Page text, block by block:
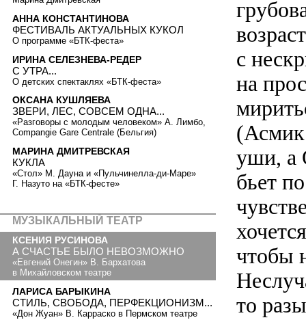
с
на
(Асмик
уши, а
бьет
чтобы
то
АННА КОНСТАНТИНОВА
ФЕСТИВАЛЬ АКТУАЛЬНЫХ КУКОЛ
О программе «БТК-феста»
ИРИНА СЕЛЕЗНЕВА-РЕДЕР
С УТРА...
О детских спектаклях «БТК-феста»
ОКСАНА КУШЛЯЕВА
ЗВЕРИ, ЛЕС, СОВСЕМ ОДНА...
«Разговоры с молодым человеком» А. Лимбо,
Compangie Gare Centrale (Бельгия)
МАРИНА ДМИТРЕВСКАЯ
КУКЛА
«Стол» М. Дауна и «Пульчинелла-ди-Маре»
Г. Назуто на «БТК-фесте»
МУЗЫКАЛЬНЫЙ ТЕАТР
КСЕНИЯ РУСИНОВА
А СЧАСТЬЕ БЫЛО НЕВОЗМОЖНО
«Евгений Онегин» В. Бархатова
в Михайловском театре
ЛАРИСА БАРЫКИНА
СТИЛЬ, СВОБОДА, ПЕРФЕКЦИОНИЗМ...
«Дон Жуан» В. Карраско в Пермском театре